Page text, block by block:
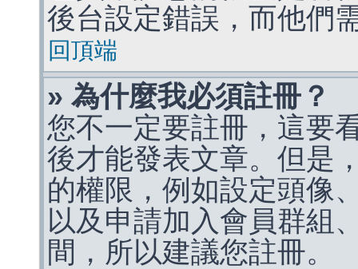
後台設定錯誤，而他們
回頂端
» 為什麼我必須註冊？
您不一定要註冊，這要
後才能發表文章。但是
的權限，例如設定頭像
以及申請加入會員群組
間，所以建議您註冊。